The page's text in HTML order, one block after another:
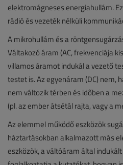
elektromágneses energiahullám.
rádió és vezeték nélküli
A mikrohullám és a
Váltakozó áram (AC, frekvenciája
villamos áramot indukál a vezető
testet is. Az egyenáram (DC) nem,
nem változik térben és időben a
(pl. az ember átsétál rajta, vagy a
Az elemmel működő eszközök
háztartásokban alkalmazott más
eszközök, a váltóáram által